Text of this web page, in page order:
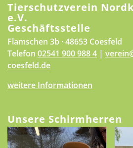
Tierschutzverein
e.V.
Geschäftsstelle
Flamschen 3b · 48653 Coesfeld
Telefon 02541 900 988 4 |
coesfeld.de
weitere Informationen
Unsere Schirmherren